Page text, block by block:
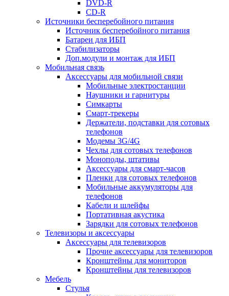
DVD-R
CD-R
Источники бесперебойного питания
Источник бесперебойного питания
Батареи для ИБП
Стабилизаторы
Доп.модули и монтаж для ИБП
Мобильная связь
Аксессуары для мобильной связи
Мобильные электростанции
Наушники и гарнитуры
Симкарты
Смарт-трекеры
Держатели, подставки для сотовых
телефонов
Модемы 3G/4G
Чехлы для сотовых телефонов
Моноподы, штативы
Аксессуары для смарт-часов
Пленки для сотовых телефонов
Мобильные аккумуляторы для
телефонов
Кабели и шлейфы
Портативная акустика
Зарядки для сотовых телефонов
Телевизоры и аксессуары
Аксессуары для телевизоров
Прочие аксессуары для телевизоров
Кронштейны для мониторов
Кронштейны для телевизоров
Мебель
Стулья